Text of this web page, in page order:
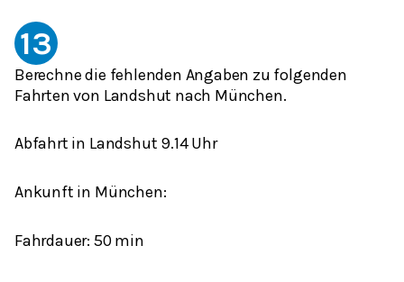
13
Berechne die fehlenden Angaben zu folgenden
Fahrten von Landshut nach München.
Abfahrt in Landshut 9.14 Uhr
Ankunft in München:
Fahrdauer: 50 min